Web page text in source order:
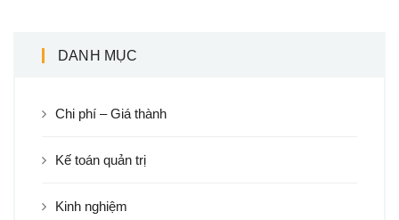
DANH MỤC
Chi phí – Giá thành
Kế toán quản trị
Kinh nghiệm